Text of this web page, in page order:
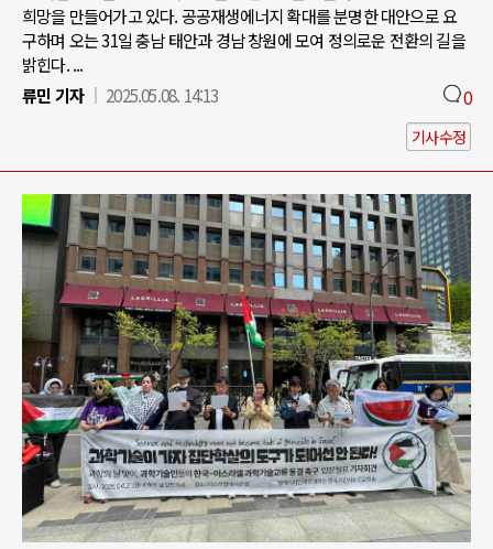
희망을 만들어가고 있다. 공공재생에너지 확대를 분명한 대안으로 요
구하며 오는 31일 충남 태안과 경남 창원에 모여 정의로운 전환의 길을
밝힌다. ...
류민 기자
2025.05.08. 14:13 0
기사수정